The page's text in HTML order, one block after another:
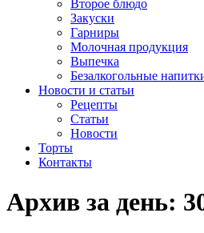
Второе блюдо
Закуски
Гарниры
Молочная продукция
Выпечка
Безалкогольные
Новости и статьи
Рецепты
Статьи
Новости
Торты
Контакты
Архив за день: